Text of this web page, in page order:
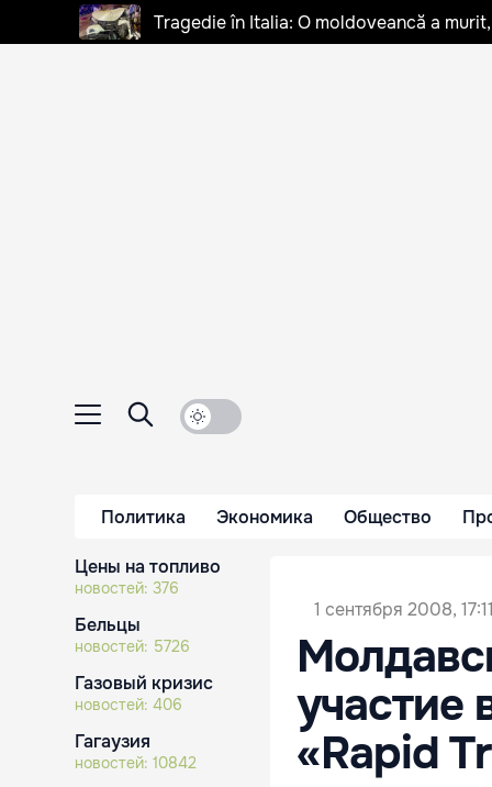
Tragedie în Italia: O moldoveancă a
Политика Экономика Общество
Цены на топливо
новостей: 376
Бельцы
новостей: 5726
Газовый кризис
новостей: 406
Гагаузия
новостей: 10842
1 сентября 2008, 17:11
участие
«Rapid